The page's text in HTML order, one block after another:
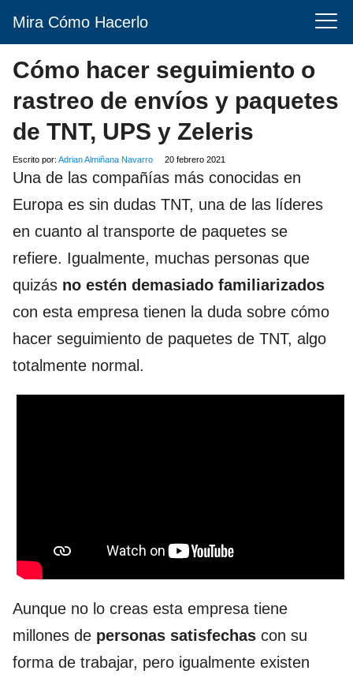
Mira Cómo Hacerlo
Cómo hacer seguimiento o
rastreo de envíos y paquetes
de TNT, UPS y Zeleris
Escrito por: Adrian Almiñana Navarro 20 febrero 2021
Una de las compañías más conocidas en
Europa es sin dudas TNT, una de las líderes
en cuanto al transporte de paquetes se
refiere. Igualmente, muchas personas que
quizás no estén demasiado familiarizados
con esta empresa tienen la duda sobre cómo
hacer seguimiento de paquetes de TNT, algo
totalmente normal.
Aunque no lo creas esta empresa tiene
millones de personas satisfechas con su
forma de trabajar, pero igualmente existen